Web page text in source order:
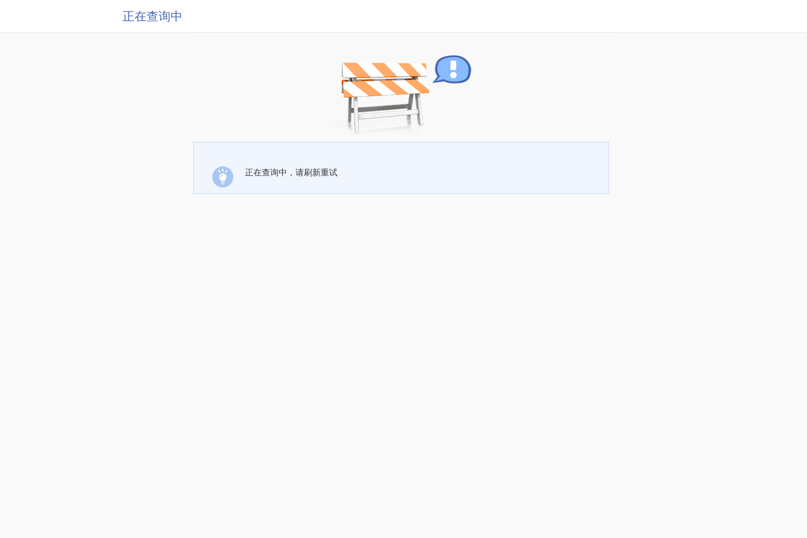
正在查询中
正在查询中，请刷新重试